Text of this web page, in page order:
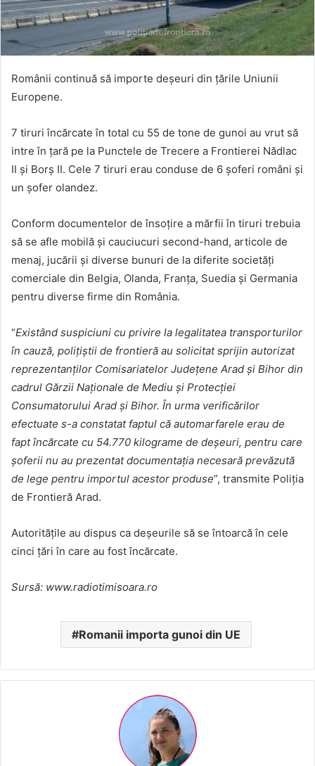
Românii continuă să importe deșeuri din țările Uniunii
Europene.
7 tiruri încărcate în total cu 55 de tone de gunoi au vrut să
intre în țară pe la Punctele de Trecere a Frontierei Nădlac
II şi Borş II. Cele 7 tiruri erau conduse de 6 șoferi români și
un șofer olandez.
Conform documentelor de însoţire a mărfii în tiruri trebuia
să se afle mobilă şi cauciucuri second-hand, articole de
menaj, jucării şi diverse bunuri de la diferite societăţi
comerciale din Belgia, Olanda, Franţa, Suedia şi Germania
pentru diverse firme din România.
“Existând suspiciuni cu privire la legalitatea transporturilor
în cauză, poliţiştii de frontieră au solicitat sprijin autorizat
reprezentanţilor Comisariatelor Judeţene Arad şi Bihor din
cadrul Gărzii Naţionale de Mediu şi Protecţiei
Consumatorului Arad şi Bihor. În urma verificărilor
efectuate s-a constatat faptul că automarfarele erau de
fapt încărcate cu 54.770 kilograme de deşeuri, pentru care
şoferii nu au prezentat documentaţia necesară prevăzută
de lege pentru importul acestor produse”, transmite Poliţia
de Frontieră Arad.
Autorităţile au dispus ca deşeurile să se întoarcă în cele
cinci ţări în care au fost încărcate.
Sursă: www.radiotimisoara.ro
Romanii importa gunoi din UE